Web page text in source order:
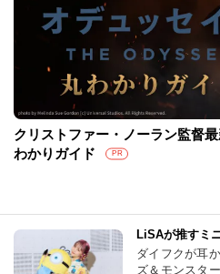
クリストファー・ノーラン監督
わかりガイド
PR
LiSAが推すミ
ダイフクが耳
ズ＆モンスタ